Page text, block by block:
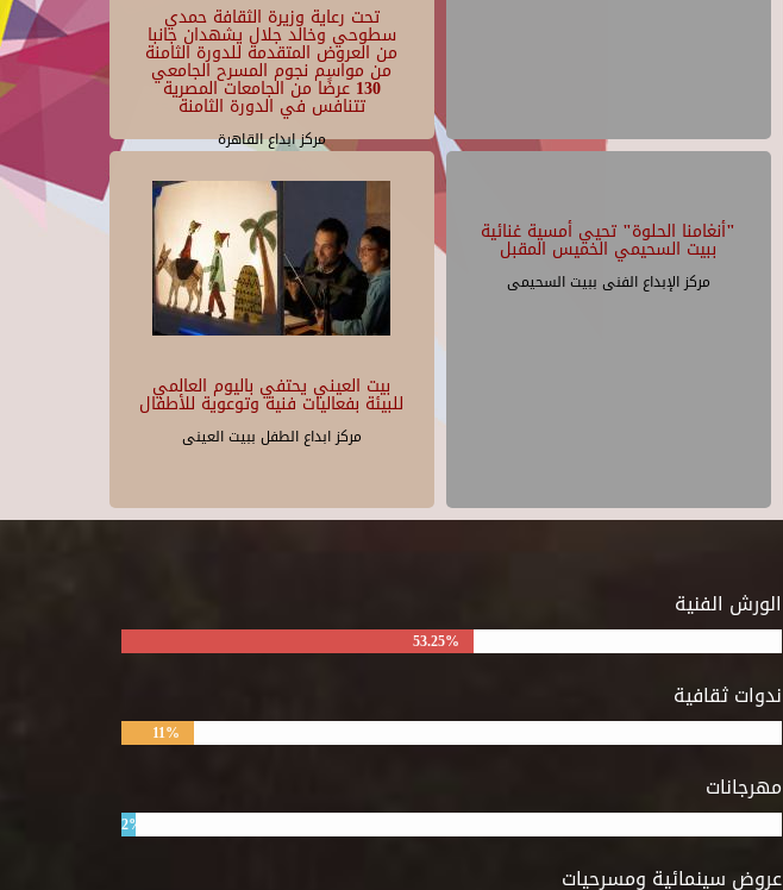
تحت رعاية وزيرة الثقافة حمدي
سطوحي وخالد جلال يشهدان جانبا
من العروض المتقدمة للدورة الثامنة
من مواسم نجوم المسرح الجامعي
130 عرضًا من الجامعات المصرية
تتنافس في الدورة الثامنة
مركز ابداع القاهرة
بيت العيني يحتفي باليوم العالمي
للبيئة بفعاليات فنية وتوعوية للأطفال
مركز ابداع الطفل ببيت العينى
"أنغامنا الحلوة" تحيي أمسية غنائية
ببيت السحيمي الخميس المقبل
مركز الإبداع الفنى ببيت السحيمى
الورش الفنية
53.25%
ندوات ثقافية
11%
مهرجانات
2%
عروض سينمائية ومسرحيات